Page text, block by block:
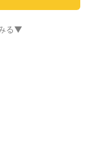
る▼